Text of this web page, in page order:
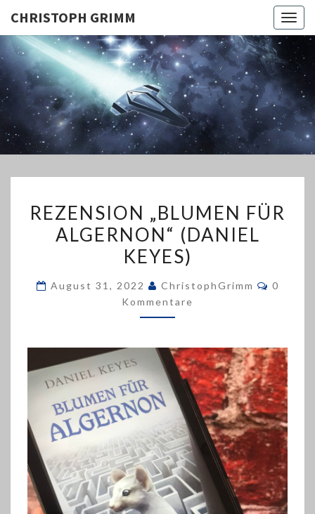
CHRISTOPH GRIMM
GRIMM
„BLUMEN
FÜR
ALGERNON“
KEYES)
REZENSION „BLUMEN FÜR
ALGERNON“ (DANIEL
KEYES)
August 31, 2022 ChristophGrimm
0
Kommentare